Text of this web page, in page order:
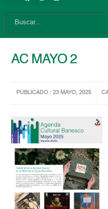
AC MAYO 2
PUBLICADO : 23 MAYO, 2025